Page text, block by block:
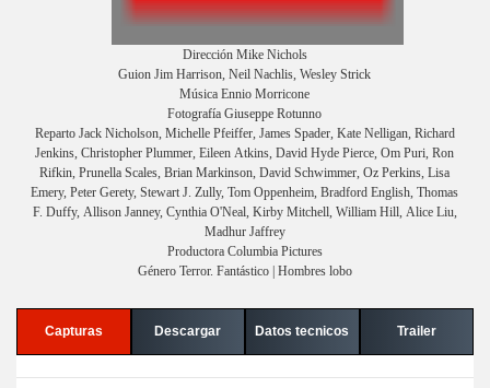
Dirección Mike Nichols
Guion Jim Harrison, Neil Nachlis, Wesley Strick
Música Ennio Morricone
Fotografía Giuseppe Rotunno
Reparto Jack Nicholson, Michelle Pfeiffer, James Spader, Kate Nelligan, Richard
Jenkins, Christopher Plummer, Eileen Atkins, David Hyde Pierce, Om Puri, Ron
Rifkin, Prunella Scales, Brian Markinson, David Schwimmer, Oz Perkins, Lisa
Emery, Peter Gerety, Stewart J. Zully, Tom Oppenheim, Bradford English, Thomas
F. Duffy, Allison Janney, Cynthia O'Neal, Kirby Mitchell, William Hill, Alice Liu,
Madhur Jaffrey
Productora Columbia Pictures
Género Terror. Fantástico | Hombres lobo
Capturas Descargar Datos tecnicos Trailer